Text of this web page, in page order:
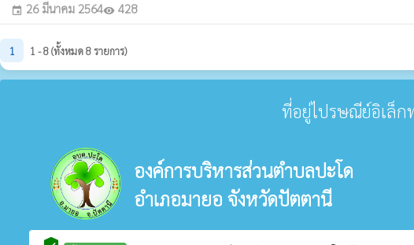
event 26 มีนาคม 2564visibility 428
1 1 - 8 (ทั้งหมด 8 รายการ)
ที่อยู่ไปรษณีย์อิเล็ก
องค์การบริหารส่วนตำบลปะโด
อำเภอมายอ จังหวัดปัตตานี